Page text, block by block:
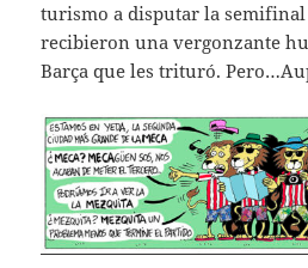
turismo a disputar la semifinal
recibieron una vergonzante
Barça que les trituró.